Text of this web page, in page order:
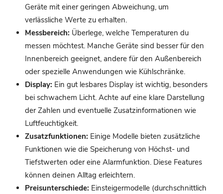
Geräte mit einer geringen Abweichung, um
verlässliche Werte zu erhalten.
Messbereich: Überlege, welche Temperaturen du
messen möchtest. Manche Geräte sind besser für den
Innenbereich geeignet, andere für den Außenbereich
oder spezielle Anwendungen wie Kühlschränke.
Display: Ein gut lesbares Display ist wichtig, besonders
bei schwachem Licht. Achte auf eine klare Darstellung
der Zahlen und eventuelle Zusatzinformationen wie
Luftfeuchtigkeit.
Zusatzfunktionen: Einige Modelle bieten zusätzliche
Funktionen wie die Speicherung von Höchst- und
Tiefstwerten oder eine Alarmfunktion. Diese Features
können deinen Alltag erleichtern.
Preisunterschiede: Einsteigermodelle (durchschnittlich